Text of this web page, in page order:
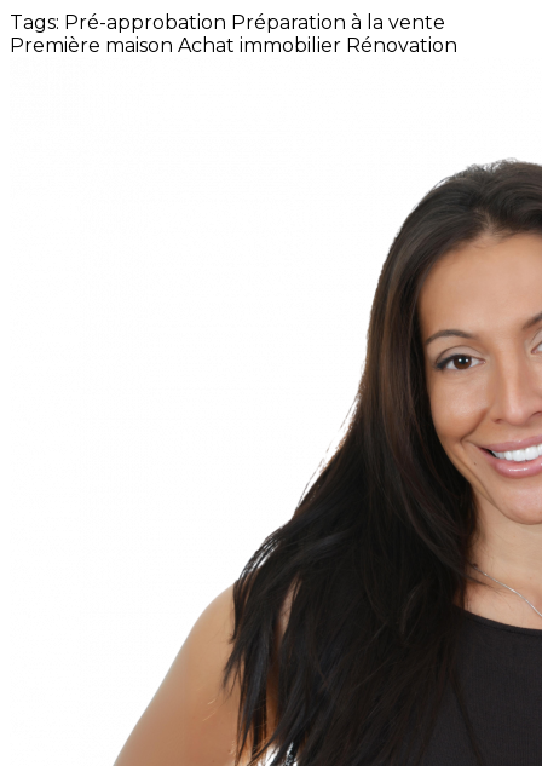
Tags: Pré-approbation Préparation à la vente
Première maison Achat immobilier Rénovation